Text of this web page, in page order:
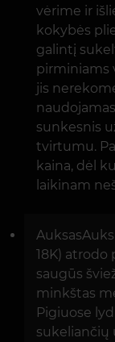
vėrime ir
kokybės
galintį
pirminiams
jis
sunkesnis
tvirtumu.
kaina, dėl
laikinam
18K) atrodo
saugūs
minkštas
Pigiuose
sukeliančių